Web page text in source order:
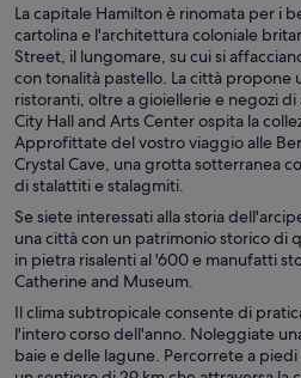
La capitale Hamilton è rinomata per i
cartolina e l'architettura coloniale
Street, il lungomare, su cui si
con tonalità pastello. La città propone
ristoranti, oltre a gioiellerie e negozi
City Hall and Arts Center ospita la
Approfittate del vostro viaggio alle
Crystal Cave, una grotta sotterranea
di stalattiti e stalagmiti.
Se siete interessati alla storia
una città con un patrimonio storico di
in pietra risalenti al '600 e manufatti
Catherine and Museum.
Il clima subtropicale consente di
l'intero corso dell'anno. Noleggiate
baie e delle lagune. Percorrete a piedi